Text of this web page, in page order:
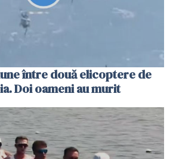
între două elicoptere de
Doi oameni au murit